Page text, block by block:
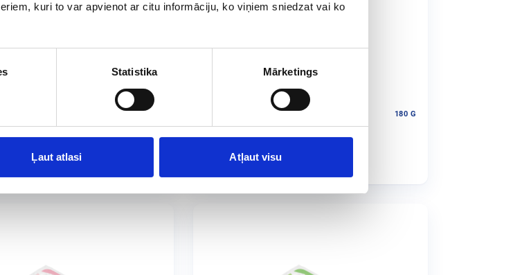
kuri to var apvienot ar citu informāciju, ko viņiem sniedzat vai ko
Statistika Mārketings
Ļaut atlasi Atļaut visu
180 G